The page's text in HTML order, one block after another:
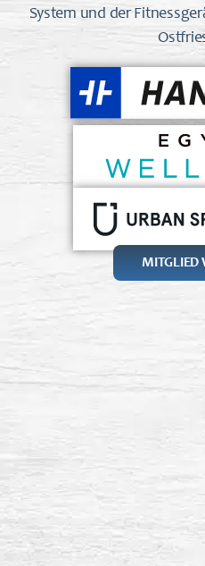
System und der
MITGLIED